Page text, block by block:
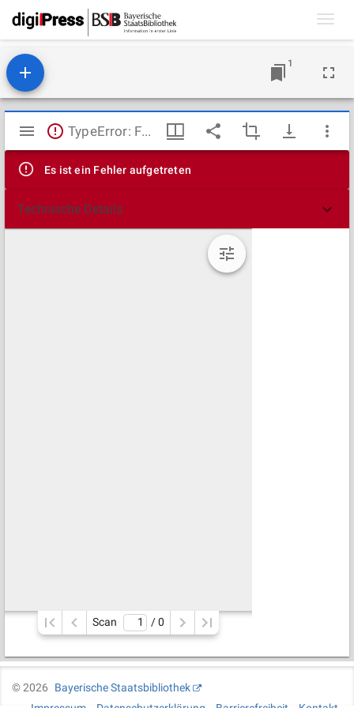
1
Mirador
Viewer
TypeError: Failed to fetch
Es ist ein Fehler aufgetreten
Technische Details
Scan / 0
©2026
Bayerische Staatsbibliothek